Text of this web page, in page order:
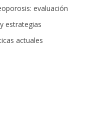
evaluación
estrategias
actuales